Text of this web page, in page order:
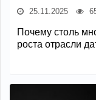
25.11.2025
Почему столь
роста отрасли